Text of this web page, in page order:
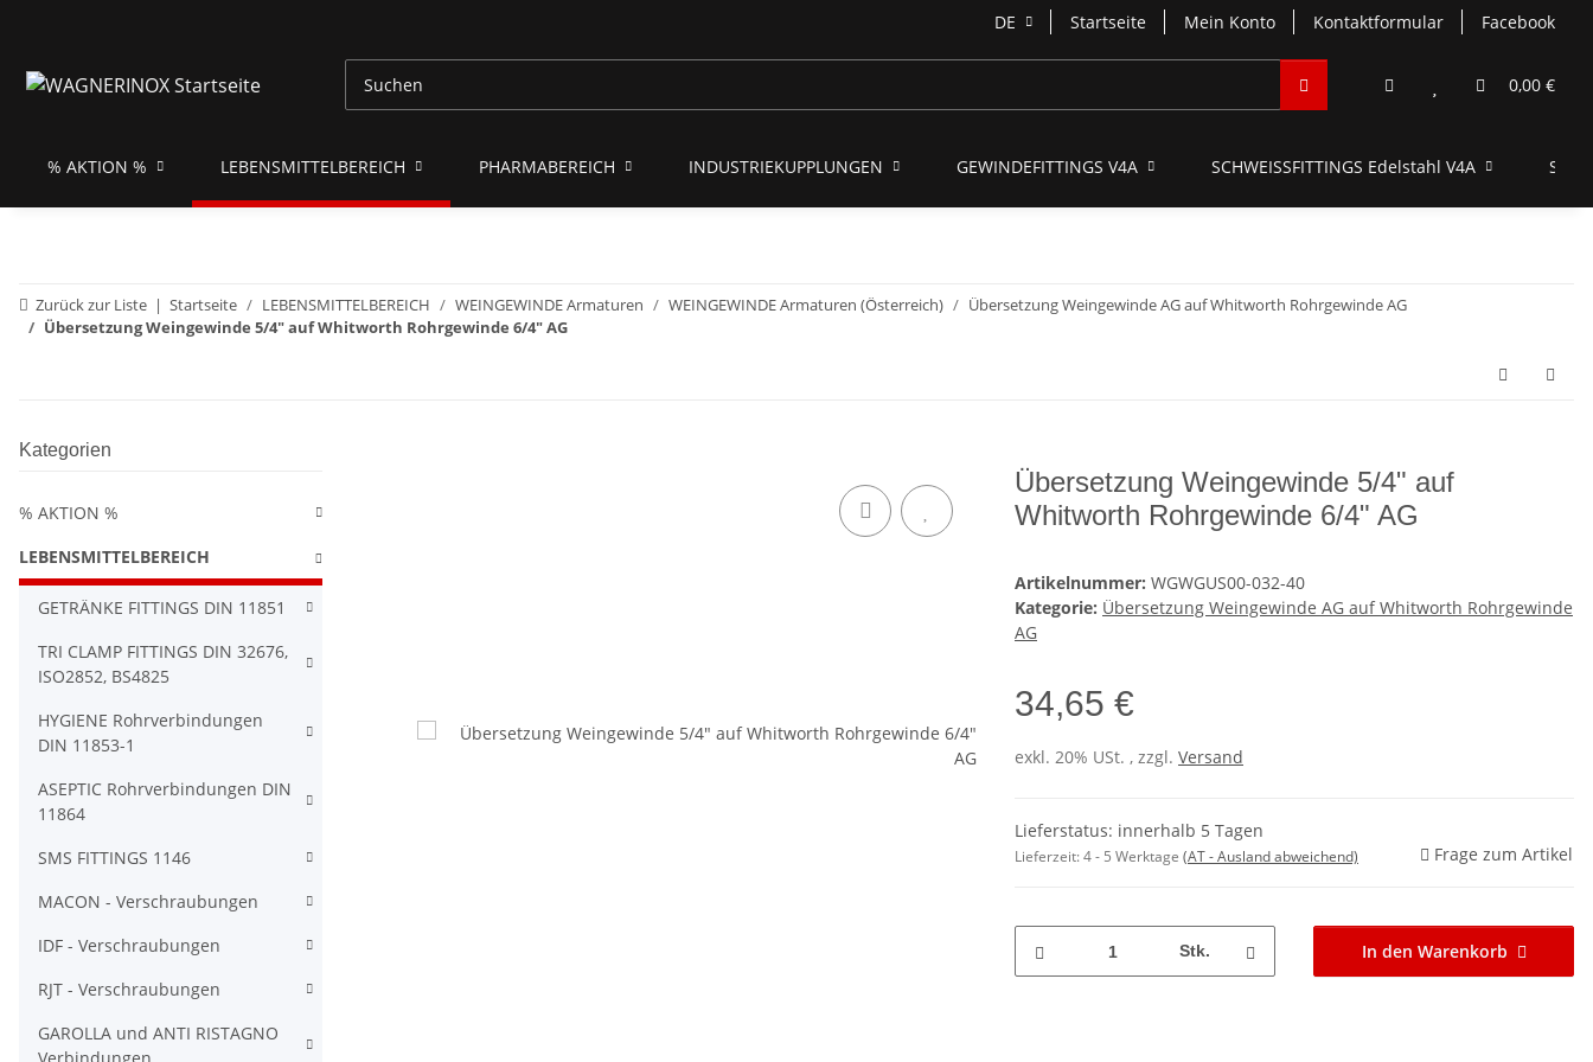
DE Startseite Mein Konto Kontaktformular Facebook
0,00 €
% AKTION % LEBENSMITTELBEREICH PHARMABEREICH INDUSTRIEKUPPLUNGEN GEWINDEFITTINGS V4A SCHWEISSFITTINGS Edelstahl V4A
Zurück zur Liste Startseite LEBENSMITTELBEREICH WEINGEWINDE Armaturen WEINGEWINDE Armaturen (Österreich)
Übersetzung Weingewinde AG auf Whitworth Rohrgewinde AG
Übersetzung Weingewinde 5/4" auf Whitworth Rohrgewinde 6/4" AG
Übersetzung Weingewinde 5/4" auf
Whitworth Rohrgewinde 6/4" AG
Artikelnummer: WGWGUS00-032-40
Kategorie: Übersetzung Weingewinde AG auf Whitworth Rohrgewinde
AG
34,65 €
exkl. 20% USt. , zzgl. Versand
Lieferstatus: innerhalb 5 Tagen
Lieferzeit:4 - 5 Werktage (AT - Ausland abweichend) Frage zum Artikel
Stk. In den Warenkorb
Kategorien
% AKTION %
LEBENSMITTELBEREICH
GETRÄNKE FITTINGS DIN 11851
TRI CLAMP FITTINGS DIN 32676,
ISO2852, BS4825
HYGIENE Rohrverbindungen
DIN 11853-1
ASEPTIC Rohrverbindungen DIN
11864
SMS FITTINGS 1146
MACON - Verschraubungen
IDF - Verschraubungen
RJT - Verschraubungen
GAROLLA und ANTI RISTAGNO